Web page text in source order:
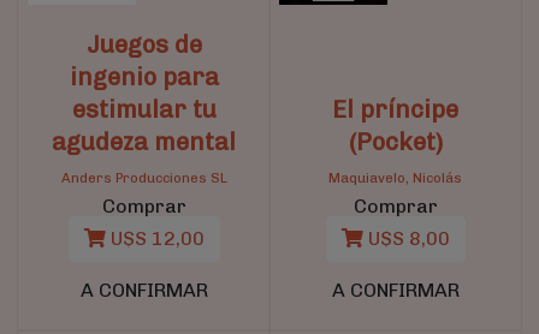
Juegos de
ingenio para
estimular tu
agudeza mental
Anders Producciones SL
Comprar
U$S 12,00
A CONFIRMAR
El príncipe
(Pocket)
Maquiavelo, Nicolás
Comprar
U$S 8,00
A CONFIRMAR